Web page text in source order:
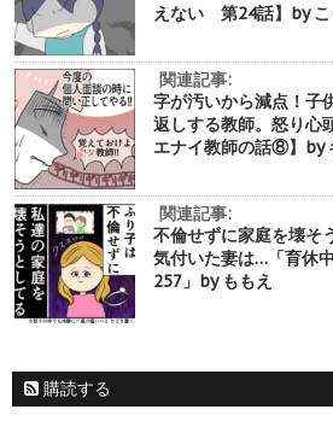
えない 第24話】by こ
関連記事:
字が汚いから減点！子
返しする教師。怒り心
エナイ教師の話⑧】by
関連記事:
不倫せずに家庭を壊そ
気付いた妻は…「育休
257」by ももえ
購読する